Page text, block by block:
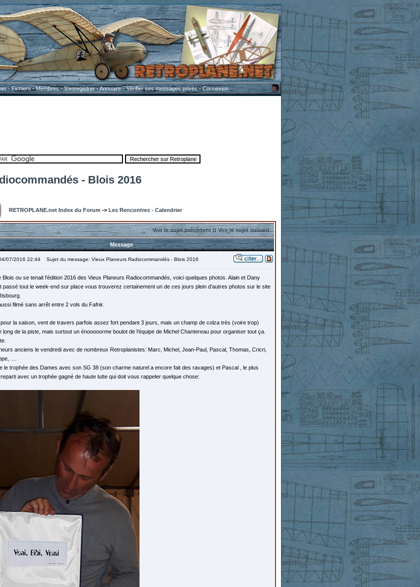
-Fichiers-Membres-S'enregistrer-Annuaire-Vérifier ses messages privés-Connexion
- Blois 2016
RETROPLANE.net Index du Forum -> Les Rencontres - Calendrier
Voir le sujet précédent::Voir le sujet suivant
Message
07/2016 22:44 Sujet du message: Vieux Planeurs Radiocommandés - Blois 2016
Blois ou se tenait l'édition 2016 des Vieux Planeurs Radiocommandés, voici quelques photos. Alain et Dany
passé tout le week-end sur place vous trouverez certainement un de ces jours plein d'autres photos sur le site
filmé sans arrêt entre 2 vols du Fafnir.
la saison, vent de travers parfois assez fort pendant 3 jours, mais un champ de colza très (voire trop)
long de la piste, mais surtout un énooooorme boulot de l'équipe de Michel Chantereau pour organiser tout ça.
anciens le vendredi avec de nombreux Retroplanistes: Marc, Michel, Jean-Paul, Pascal, Thomas, Cricri,
....
le trophée des Dames avec son SG 38 (son charme naturel a encore fait des ravages) et Pascal , le plus
avec un trophée gagné de haute lutte qui doit vous rappeler quelque chose: